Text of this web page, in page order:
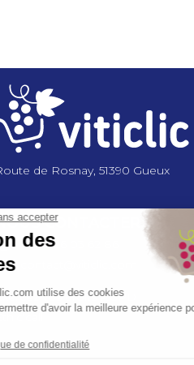
de Rosnay, 51390 Gueux
CONTACTER
+33 3 26 03 6
vos droits RGPD